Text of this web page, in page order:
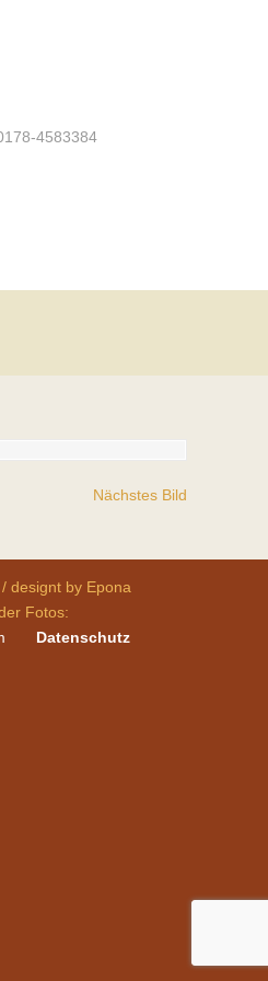
4583384
Nächstes Bild
designt by Epona
Fotos:
Datenschutz